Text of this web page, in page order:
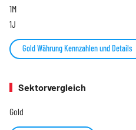
1M
1J
Gold Währung Kennzahlen und Details
Sektorvergleich
Gold